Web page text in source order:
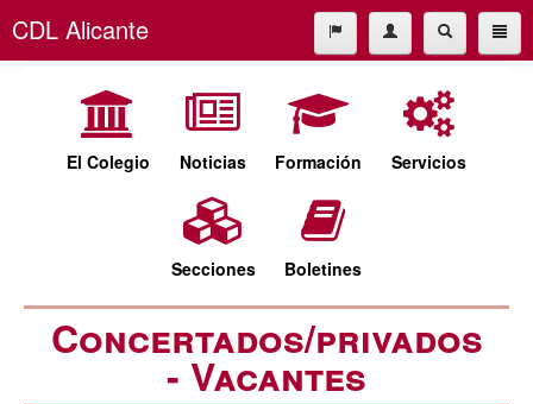
CDL Alicante
Formación
cdl@cdlalicante.org
El Colegio Noticias Formación Servicios
Secciones Boletines
Concertados/privados
- Vacantes